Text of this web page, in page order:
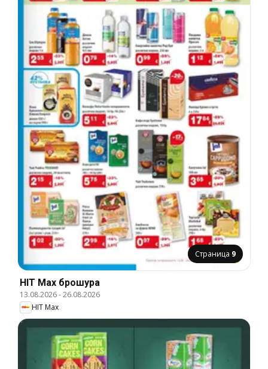
Страница 9
HIT Max брошура
13.08.2026-26.08.2026
HIT Max